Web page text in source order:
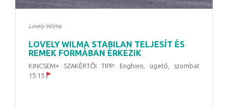
Lovely Wilma
LOVELY WILMA STABILAN TELJESÍT ÉS
REMEK FORMÁBAN ÉRKEZIK
KINCSEM+ SZAKÉRTŐI TIPP: Enghien, ügető, szombat
15:15